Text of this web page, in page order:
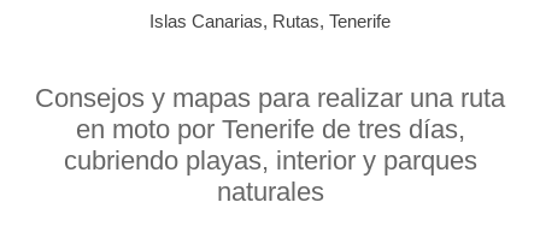
Islas Canarias, Rutas, Tenerife
Consejos y mapas para realizar una ruta
en moto por Tenerife de tres días,
cubriendo playas, interior y parques
naturales